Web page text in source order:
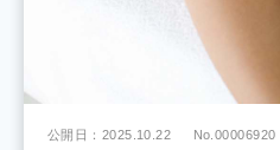
公開日：2025.10.22 No.00006920